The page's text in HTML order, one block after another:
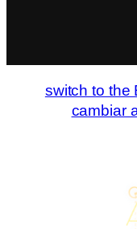
switch to the
cambiar